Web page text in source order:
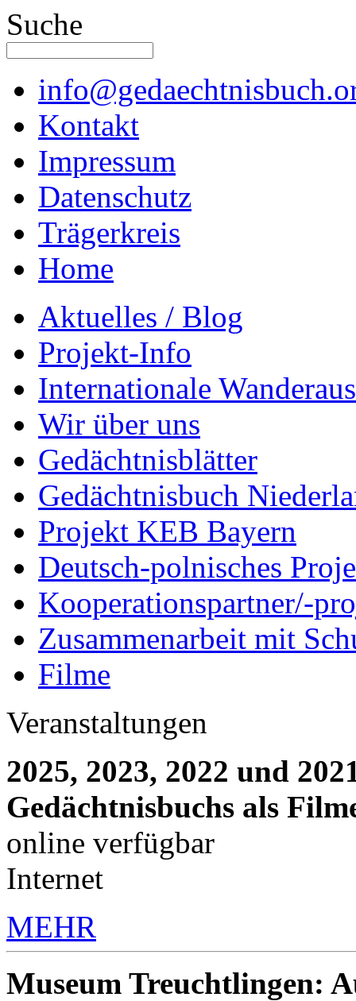
Suche
Kontakt
Impressum
Datenschutz
Trägerkreis
Home
Aktuelles / Blog
Projekt-Info
Internationale
Wir über uns
Gedächtnisblätter
Gedächtnisbuch
Projekt KEB Bayern
Deutsch-polnisches
Kooperationspartner/-
Zusammenarbeit mit
Filme
Veranstaltungen
2025, 2023, 2022 und
Gedächtnisbuchs als
online verfügbar
Internet
MEHR
Museum Treuchtlingen: